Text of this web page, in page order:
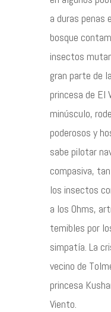
a duras penas
bosque
insectos
gran parte de
princesa de El
minúsculo,
poderosos y
sabe pilotar
compasiva,
los insectos
a los Ohms,
temibles por
simpatía. La
vecino de
princesa
Viento.